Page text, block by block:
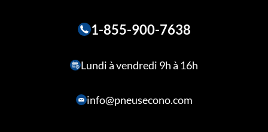
1-855-900-7638
Lundi à vendredi 9h à 16h
info@pneusecono.com